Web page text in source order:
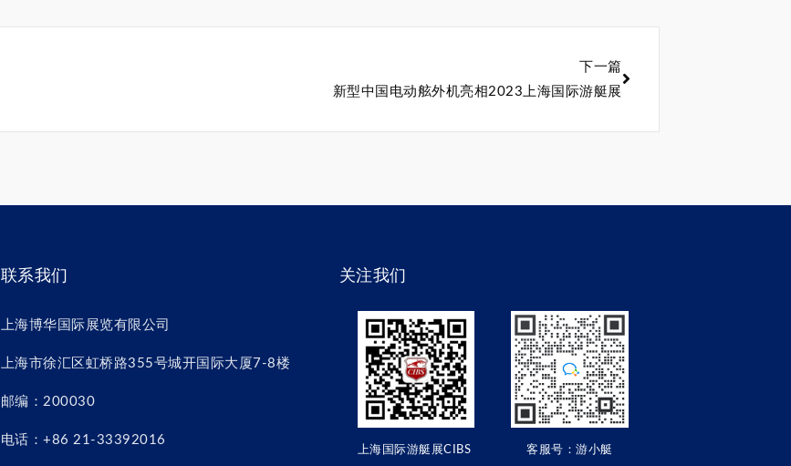
下一篇
新型中国电动舷外机亮相2023上海国际游艇展
联系我们
上海博华国际展览有限公司
上海市徐汇区虹桥路355号城开国际大厦7-8楼
邮编：200030
电话：+86 21-33392016
关注我们
上海国际游艇展CIBS 客服号：游小艇